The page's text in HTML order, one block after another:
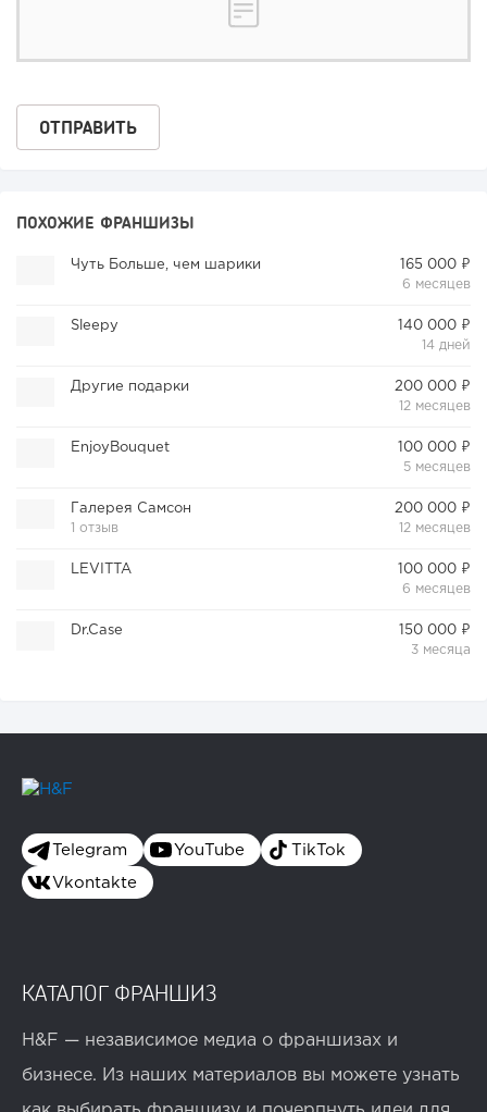
ПОХОЖИЕ ФРАНШИЗЫ
Чуть Больше, чем шарики
165 000 ₽
6 месяцев
Sleepy
140 000 ₽
14 дней
Другие подарки
200 000 ₽
12 месяцев
EnjoyBouquet
100 000 ₽
5 месяцев
Галерея Самсон
1 отзыв
200 000 ₽
12 месяцев
LEVITTA
100 000 ₽
6 месяцев
Dr.Case
150 000 ₽
3 месяца
Telegram YouTube TikTok
Vkontakte
КАТАЛОГ ФРАНШИЗ
H&F — независимое медиа о франшизах и
бизнесе. Из наших материалов вы можете узнать